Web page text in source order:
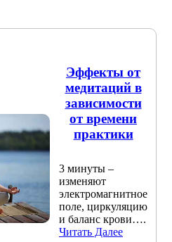
Эффекты от
медитаций в
зависимости
от времени
практики
3 минуты –
изменяют
электромагнитное
поле, циркуляцию
и баланс крови….
Читать Далее